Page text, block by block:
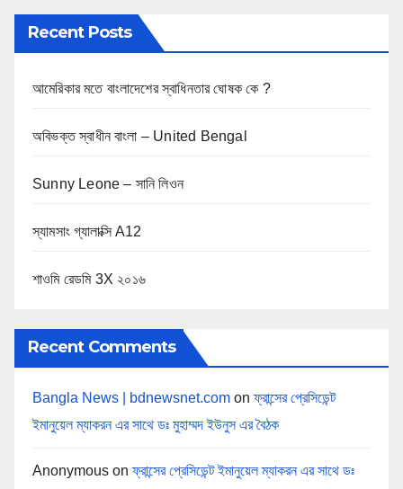
Recent Posts
আমেরিকার মতে বাংলাদেশের স্বাধিনতার ঘোষক কে ?
অবিভক্ত স্বাধীন বাংলা – United Bengal
Sunny Leone – সানি লিওন
স্যামসাং গ্যালাক্সি A12
শাওমি রেডমি 3X ২০১৬
Recent Comments
Bangla News | bdnewsnet.com onফ্রান্সের প্রেসিডেন্ট
ইমানুয়েল ম্যাকরন এর সাথে ডঃ মুহাম্মদ ইউনুস এর বৈঠক
Anonymous onফ্রান্সের প্রেসিডেন্ট ইমানুয়েল ম্যাকরন এর সাথে ডঃ